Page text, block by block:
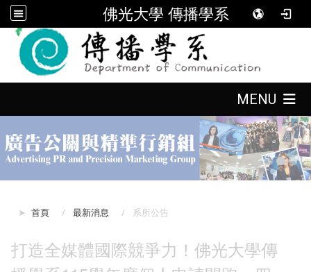
佛光大學 傳播學系
MENU
首頁 最新消息 系所公告
打造全媒體國際競爭力！佛光大學傳